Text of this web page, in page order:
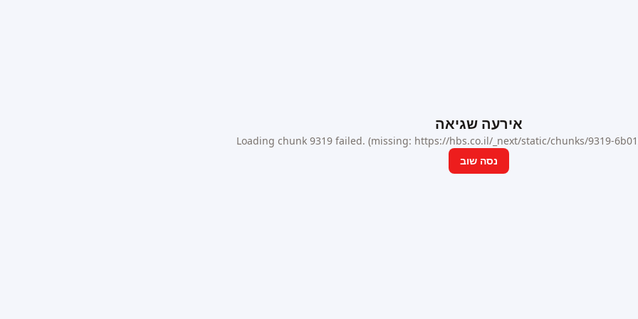
אירעה שגיאה
Loading chunk 9319 failed. (missing: https://hbs.co.il/_next/static/chunks/9319-
נסה שוב